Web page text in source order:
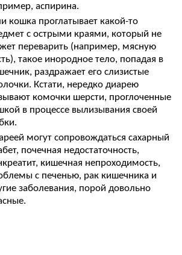
аспирина.
кошка проглатывает какой-то
с острыми краями, который не
переварить (например, мясную
такое инородное тело, попадая в
раздражает его слизистые
Кстати, нередко диарею
комочки шерсти, проглоченные
в процессе вылизывания своей
могут сопровождаться сахарный
почечная недостаточность,
кишечная непроходимость,
с печенью, рак кишечника и
заболевания, порой довольно